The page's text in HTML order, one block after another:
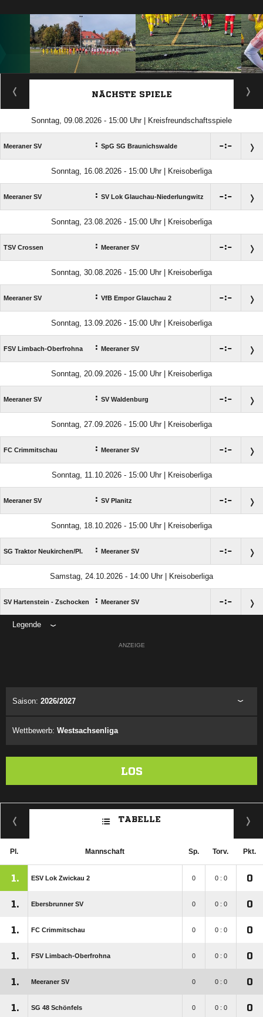
ANZEIGE
NÄCHSTE SPIELE
Sonntag, 09.08.2026 - 15:00 Uhr | Kreisfreundschaftsspiele
Meeraner SV : SpG SG Braunichswalde :
Sonntag, 16.08.2026 - 15:00 Uhr | Kreisoberliga
Meeraner SV : SV Lok Glauchau-Niederlungwitz :
Sonntag, 23.08.2026 - 15:00 Uhr | Kreisoberliga
TSV Crossen : Meeraner SV :
Sonntag, 30.08.2026 - 15:00 Uhr | Kreisoberliga
Meeraner SV : VfB Empor Glauchau 2 :
Sonntag, 13.09.2026 - 15:00 Uhr | Kreisoberliga
FSV Limbach-Oberfrohna : Meeraner SV :
Sonntag, 20.09.2026 - 15:00 Uhr | Kreisoberliga
Meeraner SV : SV Waldenburg :
Sonntag, 27.09.2026 - 15:00 Uhr | Kreisoberliga
FC Crimmitschau : Meeraner SV :
Sonntag, 11.10.2026 - 15:00 Uhr | Kreisoberliga
Meeraner SV : SV Planitz :
Sonntag, 18.10.2026 - 15:00 Uhr | Kreisoberliga
SG Traktor Neukirchen/​Pl. : Meeraner SV :
Samstag, 24.10.2026 - 14:00 Uhr | Kreisoberliga
SV Hartenstein - Zschocken : Meeraner SV :
Legende
ANZEIGE
Saison: 2026/2027
Wettbewerb: Westsachsenliga
LOS
TABELLE
Pl. Mannschaft Sp. Torv. Pkt.
1. ESV Lok Zwickau 2 0 0 : 0 0
1. Ebersbrunner SV 0 0 : 0 0
1. FC Crimmitschau 0 0 : 0 0
1. FSV Limbach-Oberfrohna 0 0 : 0 0
1. Meeraner SV 0 0 : 0 0
1. SG 48 Schönfels 0 0 : 0 0